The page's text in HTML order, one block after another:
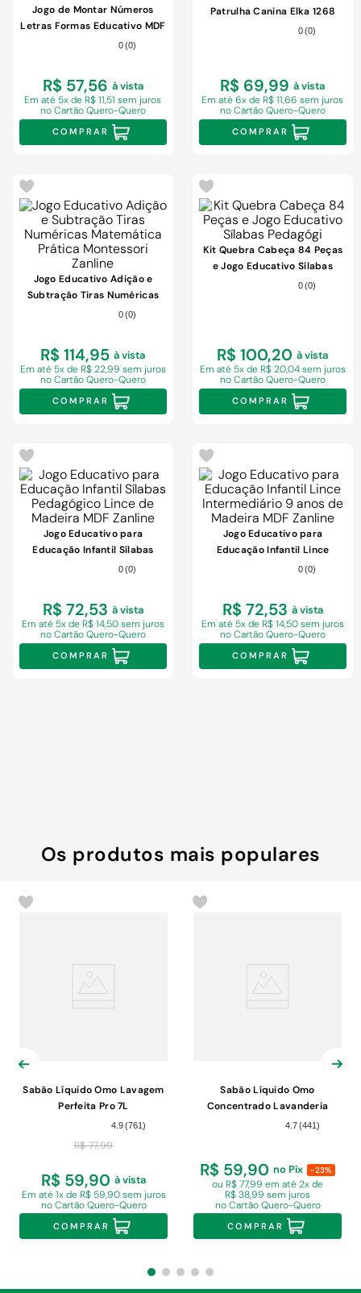
Jogo de Montar Números
Letras Formas Educativo MDF
35 peças Zanline
0 (0)
R$ 57,56 à vista
Ematé 5x de R$ 11,51 sem juros
no Cartão Quero-Quero
COMPRAR
Patrulha Canina Elka 1268
0 (0)
R$ 69,99 à vista
Ematé 6x de R$ 11,66 sem juros
no Cartão Quero-Quero
COMPRAR
Jogo Educativo Adição e
Subtração Tiras Numéricas
Matemática Prática
0 (0)
R$ 114,95 à vista
Em até 5x de R$ 22,99 sem juros
no Cartão Quero-Quero
COMPRAR
Kit Quebra Cabeça 84 Peças
e Jogo Educativo Sílabas
0 (0)
R$ 100,20 à vista
Em até 5x de R$ 20,04 sem juros
no Cartão Quero-Quero
COMPRAR
Jogo Educativo para
Educação Infantil Sílabas
Pedagógico Lince de Madeira
0 (0)
R$ 72,53 à vista
Em até 5x de R$ 14,50 sem juros
no Cartão Quero-Quero
COMPRAR
Jogo Educativo para
Educação Infantil Lince
Intermediário 9 anos de
0 (0)
R$ 72,53 à vista
Em até 5x de R$ 14,50 sem juros
no Cartão Quero-Quero
COMPRAR
Os produtos mais populares
Sabão Líquido Omo Lavagem
Perfeita Pro 7L
4.9 (761)
R$ 77,99
R$ 59,90 à vista
Em até 1x de R$ 59,90 sem juros
no Cartão Quero-Quero
COMPRAR
Sabão Líquido Omo
Concentrado Lavanderia
Profissional Perfect White Pro
4.7 (441)
R$ 59,90 no Pix -23%
ou R$ 77,99 em até 2x de
R$ 38,99 sem juros
no Cartão Quero-Quero
COMPRAR
10º chuveiro